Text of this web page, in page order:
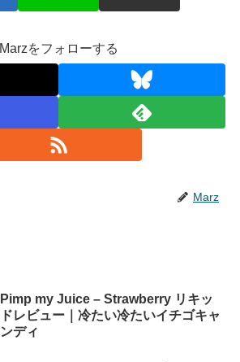
Marzをフォローする
Marz
Pimp my Juice – Strawberry リキッ
ドレビュー｜冷たい冷たいイチゴキャ
ンディ